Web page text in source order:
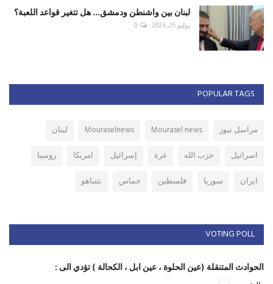
لبنان بين واشنطن ودمشق... هل تتغير قواعد اللعبة؟
يوليو 25, 2026 0
POPULAR TAGS
مراسل نيوز Mourasel news
Mouraselnews
لبنان
اسرائيل
حزب الله غزة إسرائيل امريكا
روسيا
ايران
سوريا فلسطين حماس نتنياهو
VOTING POLL
الحوادث المتنقلة (عين الحلوة ، عين ابل ، الكحالة ) تؤدي الى :